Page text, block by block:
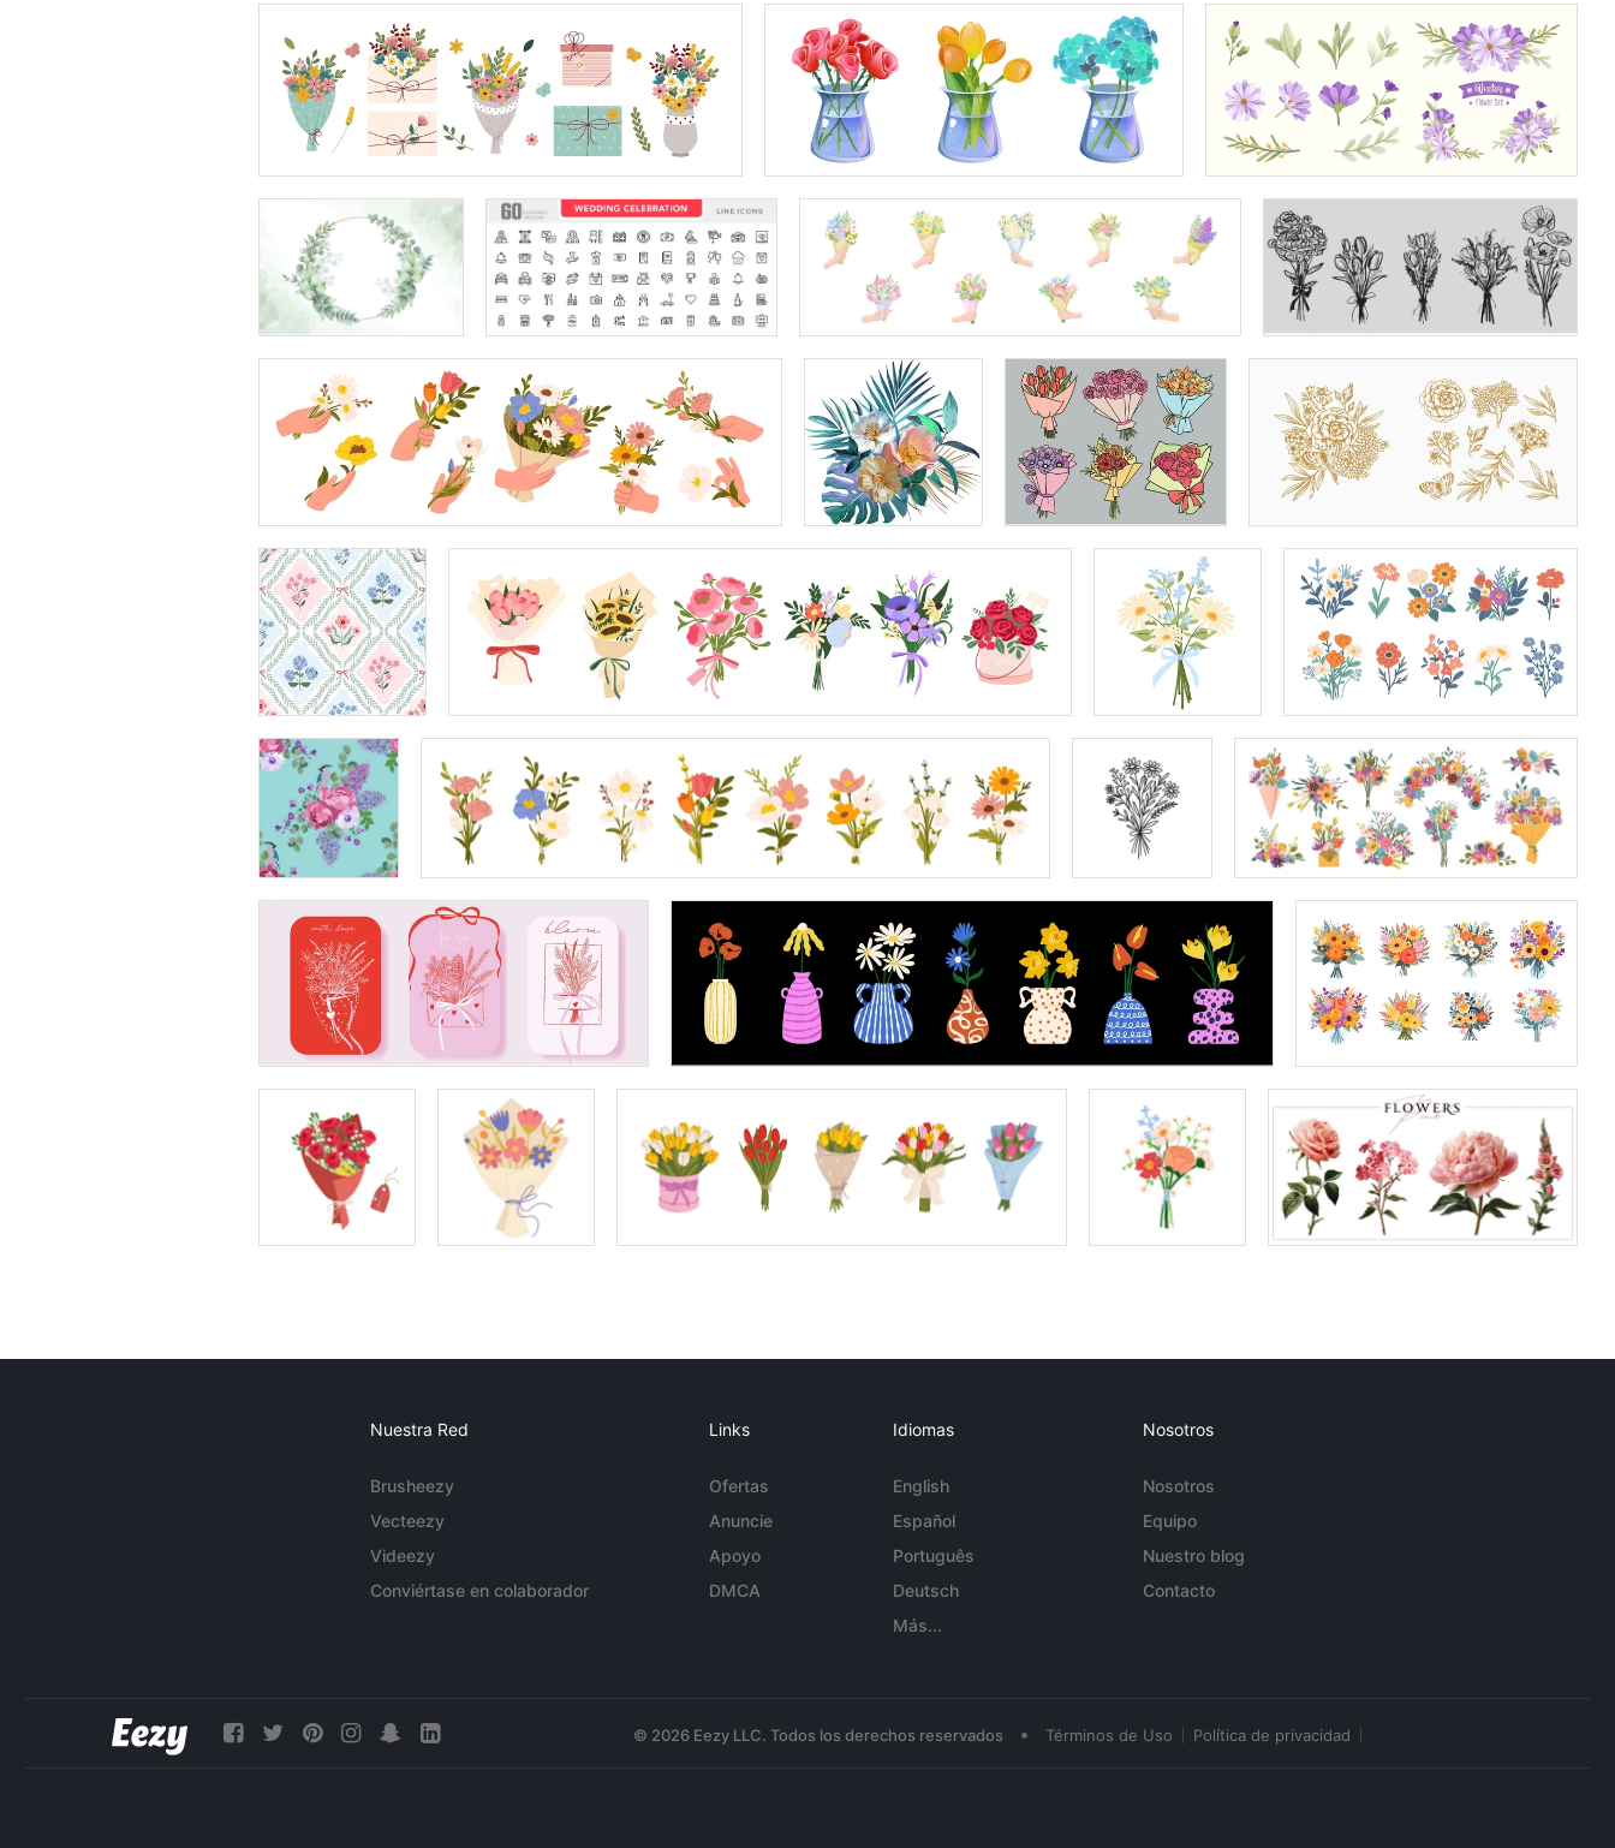
Nuestra Red
Brusheezy
Vecteezy
Videezy
Conviértase en colaborador
Links
Ofertas
Anuncie
Apoyo
DMCA
Idiomas
English
Español
Português
Deutsch
Más...
Nosotros
Nosotros
Equipo
Nuestro blog
Contacto
© 2026 Eezy LLC. Todos los derechos reservados • Términos de Uso Política de privacidad